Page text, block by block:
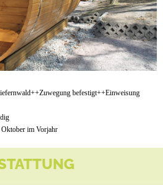
befestigt++Einweisung
im Vorjahr